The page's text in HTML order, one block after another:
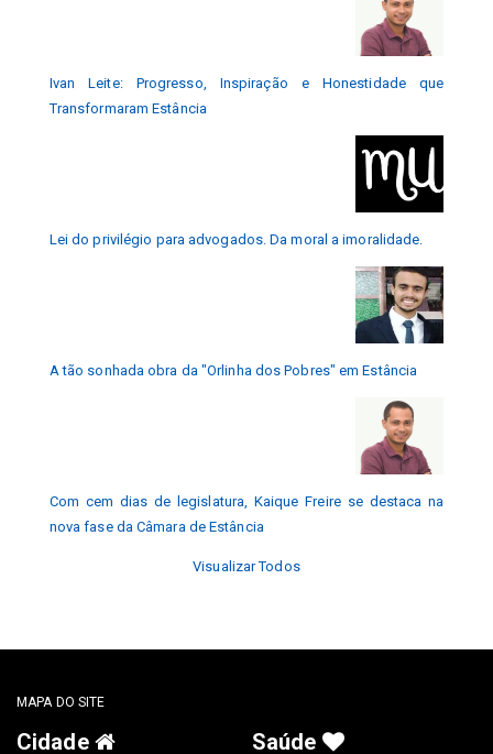
Ivan Leite: Progresso, Inspiração e Honestidade que
Transformaram Estância
Lei do privilégio para advogados. Da moral a imoralidade.
A tão sonhada obra da "Orlinha dos Pobres" em Estância
Com cem dias de legislatura, Kaique Freire se destaca na
nova fase da Câmara de Estância
Visualizar Todos
MAPA DO SITE
Cidade Saúde